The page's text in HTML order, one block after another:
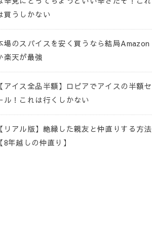
買うしかない
場のスパイスを安く買うなら結局Amazon
楽天が最強
アイス全品半額】ロピアでアイスの半額セ
ル！これは行くしかない
リアル版】絶縁した親友と仲直りする方法
8年越しの仲直り】